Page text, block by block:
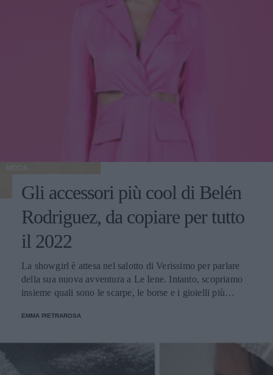
MODA
Gli accessori più cool di Belén
Rodriguez, da copiare per tutto
il 2022
La showgirl è attesa nel salotto di Verissimo per parlare
della sua nuova avventura a Le Iene. Intanto, scopriamo
insieme quali sono le scarpe, le borse e i gioielli più
EMMA PIETRAROSA